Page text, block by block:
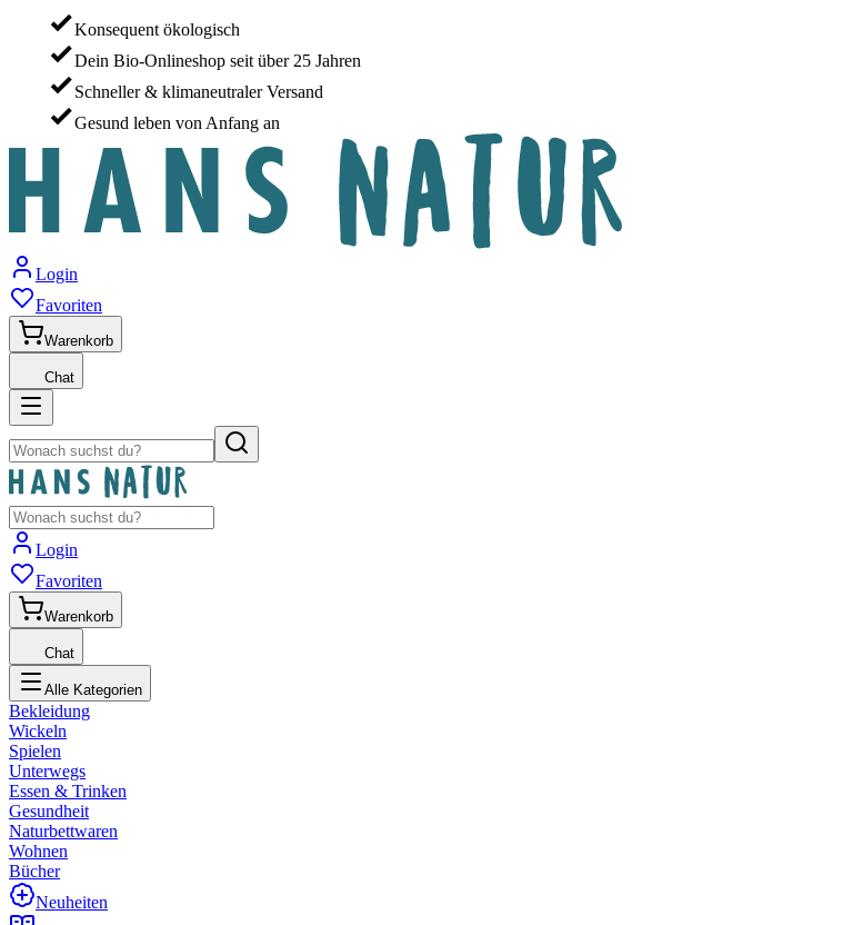
Konsequent ökologisch
Dein Bio-Onlineshop seit über 25 Jahren
Schneller & klimaneutraler Versand
Gesund leben von Anfang an
Login
Favoriten
Warenkorb
Chat
Login
Favoriten
Warenkorb
Chat
Alle Kategorien
Bekleidung
Wickeln
Spielen
Unterwegs
Essen & Trinken
Gesundheit
Naturbettwaren
Wohnen
Bücher
Neuheiten